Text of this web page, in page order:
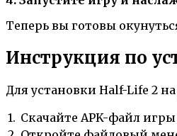
Теперь вы готовы
Инструкция по
Для установки Half-Life 2
1. Скачайте APK-файл